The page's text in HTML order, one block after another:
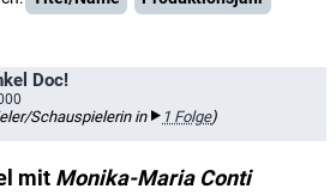
Doc!
Schauspielerin in 1 Folge)
mit Monika-Maria Conti